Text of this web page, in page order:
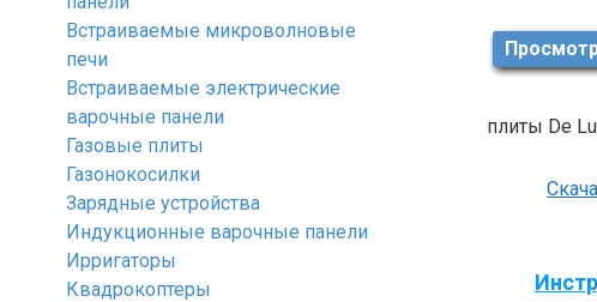
плиты De
Встраиваемые микроволновые
печи
Встраиваемые электрические
варочные панели
Газовые плиты
Газонокосилки
Зарядные устройства
Индукционные варочные панели
Ирригаторы
Квадрокоптеры